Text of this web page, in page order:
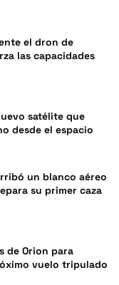
el dron de
las capacidades
satélite que
desde el espacio
un blanco aéreo
su primer caza
de Orion para
vuelo tripulado